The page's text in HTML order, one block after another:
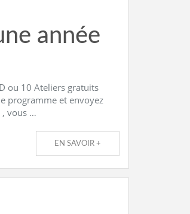
année
ou 10 Ateliers gratuits
programme et envoyez
, vous …
EN SAVOIR +